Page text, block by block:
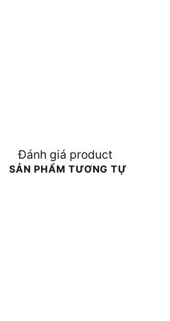
Đánh giá product
SẢN PHẨM TƯƠNG TỰ